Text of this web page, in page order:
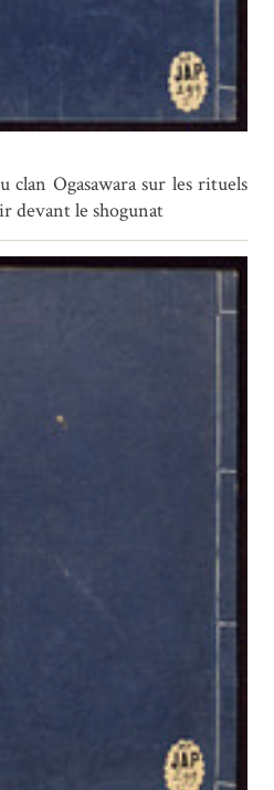
clan Ogasawara sur les rituels
devant le shogunat